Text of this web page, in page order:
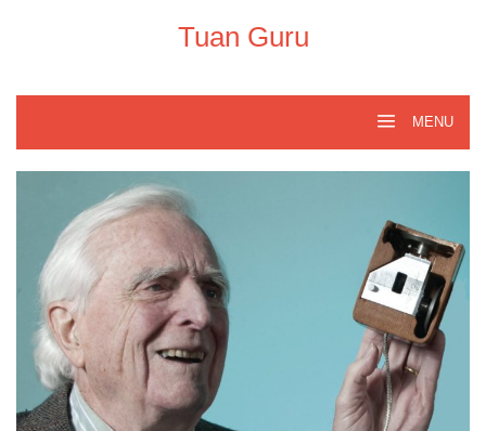
Tuan Guru
MENU